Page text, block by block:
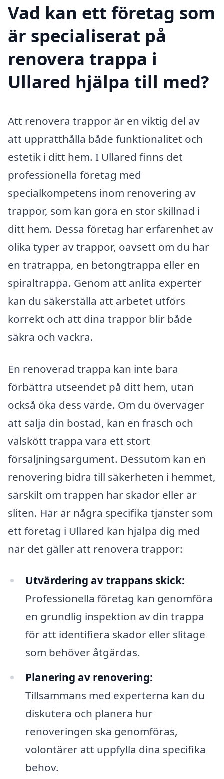
Vad kan ett företag som
är specialiserat på
renovera trappa i
Ullared hjälpa till med?
Att renovera trappor är en viktig del av
att upprätthålla både funktionalitet och
estetik i ditt hem. I Ullared finns det
professionella företag med
specialkompetens inom renovering av
trappor, som kan göra en stor skillnad i
ditt hem. Dessa företag har erfarenhet av
olika typer av trappor, oavsett om du har
en trätrappa, en betongtrappa eller en
spiraltrappa. Genom att anlita experter
kan du säkerställa att arbetet utförs
korrekt och att dina trappor blir både
säkra och vackra.
En renoverad trappa kan inte bara
förbättra utseendet på ditt hem, utan
också öka dess värde. Om du överväger
att sälja din bostad, kan en fräsch och
välskött trappa vara ett stort
försäljningsargument. Dessutom kan en
renovering bidra till säkerheten i hemmet,
särskilt om trappen har skador eller är
sliten. Här är några specifika tjänster som
ett företag i Ullared kan hjälpa dig med
när det gäller att renovera trappor:
Utvärdering av trappans skick:
Professionella företag kan genomföra
en grundlig inspektion av din trappa
för att identifiera skador eller slitage
som behöver åtgärdas.
Planering av renovering:
Tillsammans med experterna kan du
diskutera och planera hur
renoveringen ska genomföras,
volontärer att uppfylla dina specifika
behov.